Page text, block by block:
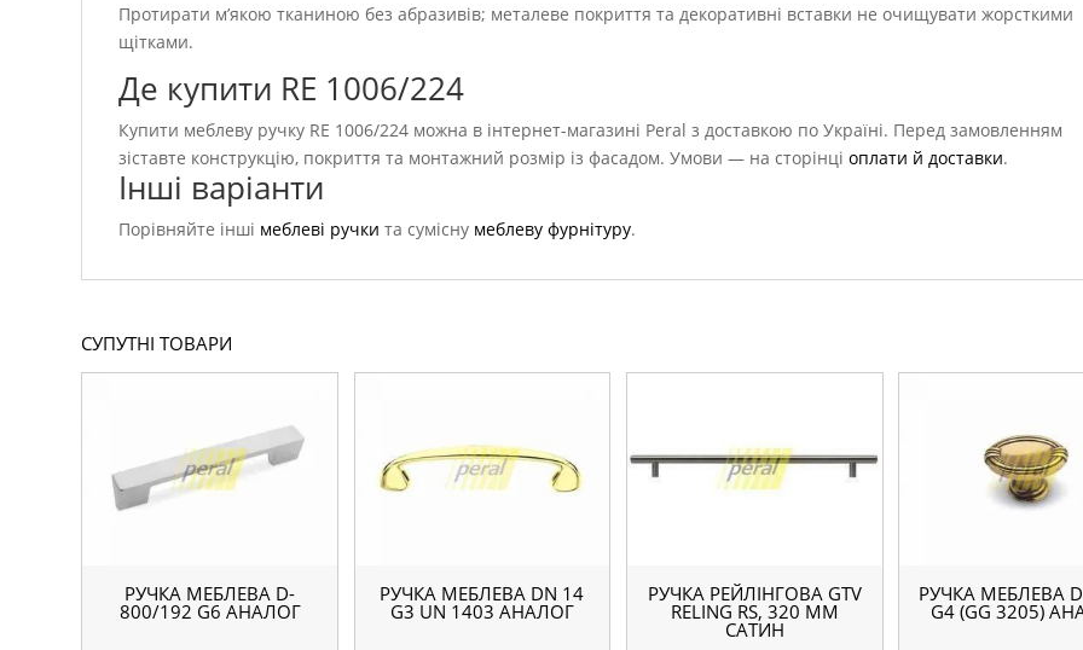
Протирати м’якою тканиною без абразивів; металеве покриття та декоративні вставки не очищувати жорсткими
щітками.
Де купити RE 1006/224
Купити меблеву ручку RE 1006/224 можна в інтернет-магазині Peral з доставкою по Україні. Перед замовленням
зіставте конструкцію, покриття та монтажний розмір із фасадом. Умови — на сторінціоплати й доставки.
Інші варіанти
Порівняйте інші меблеві ручки та сумісну меблеву фурнітуру.
СУПУТНІ ТОВАРИ
РУЧКА МЕБЛЕВА D-
800/192 G6 АНАЛОГ
РУЧКА МЕБЛЕВА DN 14
G3 UN 1403 АНАЛОГ
РУЧКА РЕЙЛІНГОВА GTV
RELING RS, 320 ММ
САТИН
РУЧКА МЕБЛЕВА
G4 (GG 3205)